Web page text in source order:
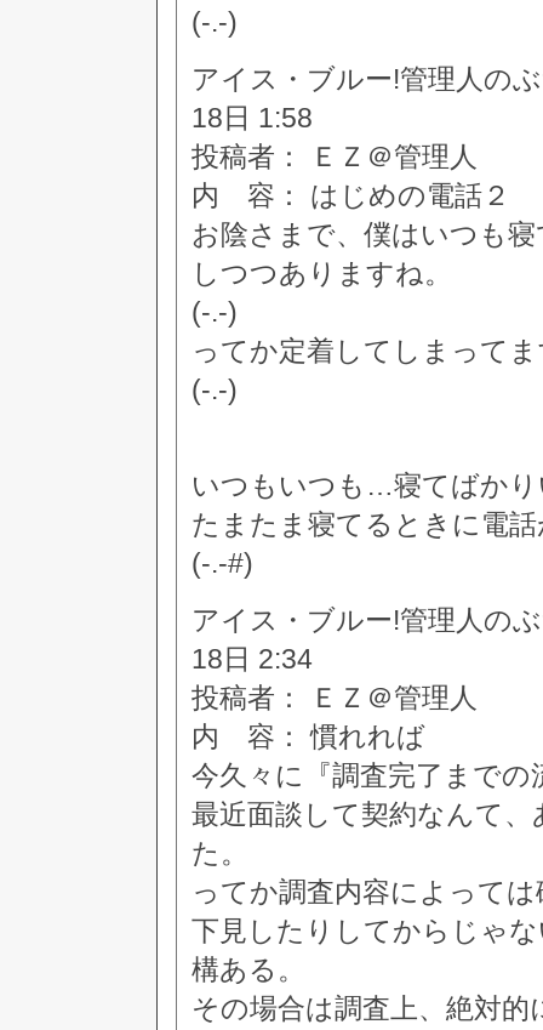
(-.-)
アイス・ブルー!管理人の
18日 1:58
投稿者： ＥＺ＠管理人
内 容： はじめの電話２
お陰さまで、僕はいつも
しつつありますね。
(-.-)
ってか定着してしまって
(-.-)
いつもいつも…寝てばか
たまたま寝てるときに電
(-.-#)
アイス・ブルー!管理人の
18日 2:34
投稿者： ＥＺ＠管理人
内 容： 慣れれば
今久々に『調査完了まで
最近面談して契約なんて
た。
ってか調査内容によって
下見したりしてからじゃ
構ある。
その場合は調査上、絶対